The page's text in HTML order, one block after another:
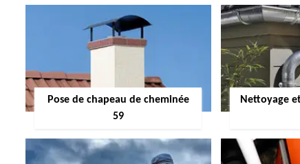
Pose de chapeau de cheminée
59
Nettoyage